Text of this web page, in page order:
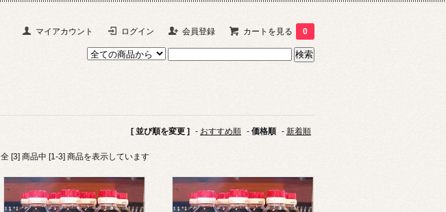
マイアカウント ログイン 会員登録 カートを見る 0
[ 並び順を変更 ] - おすすめ順 - 価格順 - 新着順
全 [3] 商品中 [1-3] 商品を表示しています